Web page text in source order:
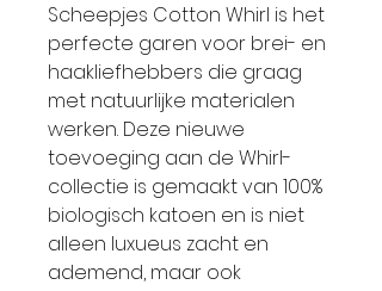
Scheepjes Cotton Whirl is het
perfecte garen voor brei- en
haakliefhebbers die graag
met natuurlijke materialen
werken. Deze nieuwe
toevoeging aan de Whirl-
collectie is gemaakt van 100%
biologisch katoen en is niet
alleen luxueus zacht en
ademend, maar ook